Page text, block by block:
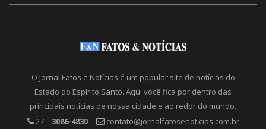
O Jornal Fatos e Notícias é um popular site de notícias do
Estado do Espírito Santo. Aqui você fica por dentro das
principais notícias de nossa cidade e ao redor do mundo.
27 – 3086-4830 contato@jornalfatosenoticias.com.br